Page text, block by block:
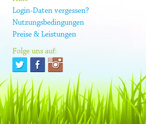
Login-Daten vergessen?
Nutzungsbedingungen
Preise & Leistungen
Folge uns auf: